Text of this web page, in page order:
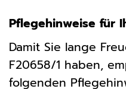
Pflegehinweise für
Damit Sie lange
F20658/1 haben,
folgenden